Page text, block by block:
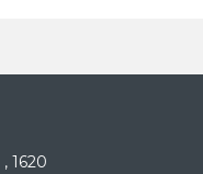
, 1620